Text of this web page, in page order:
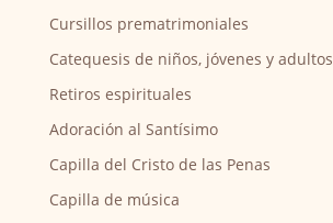
Cursillos prematrimoniales
Catequesis de niños, jóvenes y adultos
Retiros espirituales
Adoración al Santísimo
Capilla del Cristo de las Penas
Capilla de música